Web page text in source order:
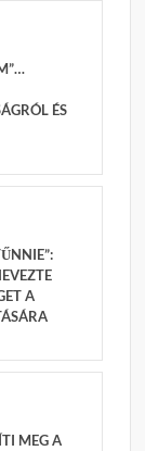
ÉS
A
MEG A